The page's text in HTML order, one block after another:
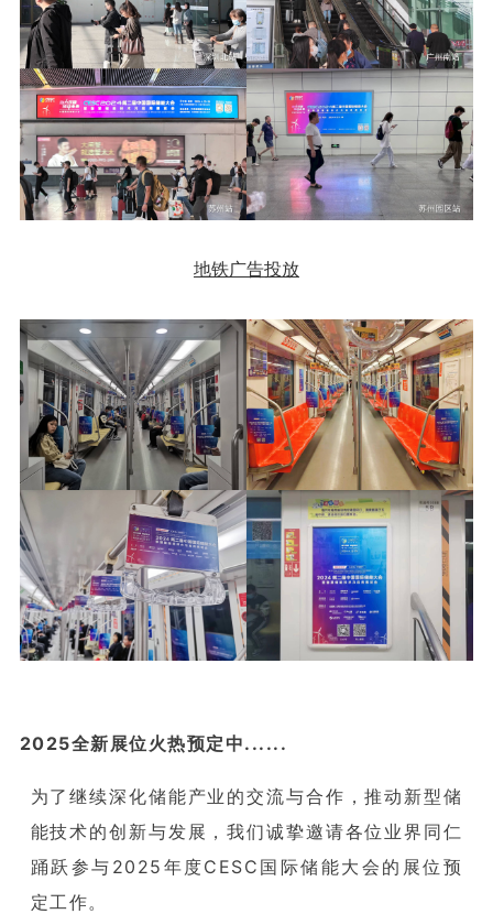
地铁广告投放
2025全新展位火热预定中......
为了继续深化储能产业的交流与合作，推动新型储
能技术的创新与发展，我们诚挚邀请各位业界同仁
踊跃参与2025年度CESC国际储能大会的展位预
定工作。